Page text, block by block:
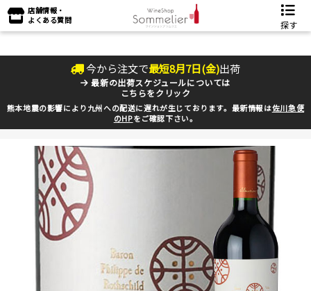
店舗情報・
よくある質問
探す
今から注文で最短8月7日(金)出荷
最新の出荷スケジュールについては
こちらをクリック
熊本地震の影響により九州への配送に遅れが生じております。最新情報は佐川急便
のHPをご確認下さい。